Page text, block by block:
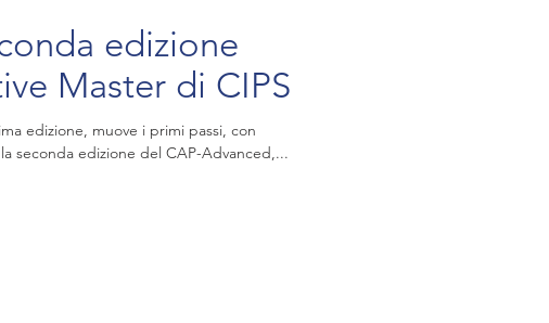
edizione
Master di CIPS
edizione, muove i primi passi, con
seconda edizione del CAP-Advanced,...